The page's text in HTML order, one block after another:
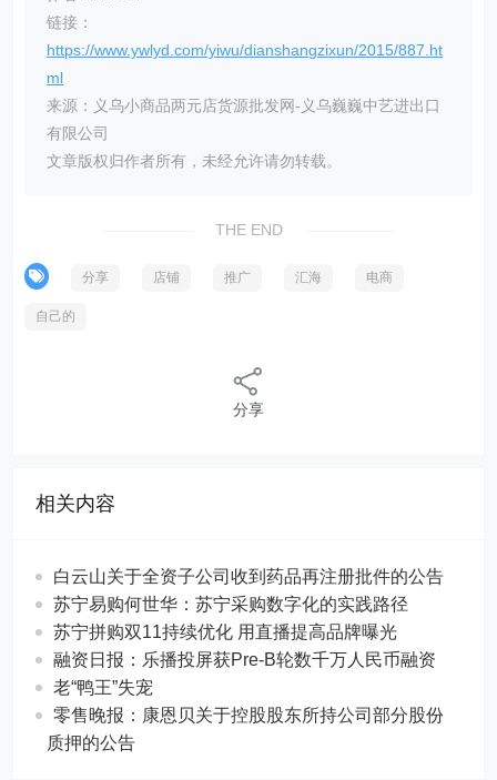
链接：
https://www.ywlyd.com/yiwu/dianshangzixun/2015/887.ht
ml
来源：义乌小商品两元店货源批发网-义乌巍巍中艺进出口
有限公司
文章版权归作者所有，未经允许请勿转载。
THE END
分享 店铺 推广 汇海 电商
自己的
分享
相关内容
白云山关于全资子公司收到药品再注册批件的公告
苏宁易购何世华：苏宁采购数字化的实践路径
苏宁拼购双11持续优化 用直播提高品牌曝光
融资日报：乐播投屏获Pre-B轮数千万人民币融资
老“鸭王”失宠
零售晚报：康恩贝关于控股股东所持公司部分股份
质押的公告